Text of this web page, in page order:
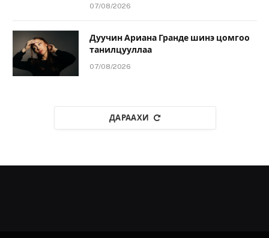
07/08/2026
Дуучин Ариана Гранде шинэ цомгоо
танилцууллаа
07/08/2026
ДАРААХИ